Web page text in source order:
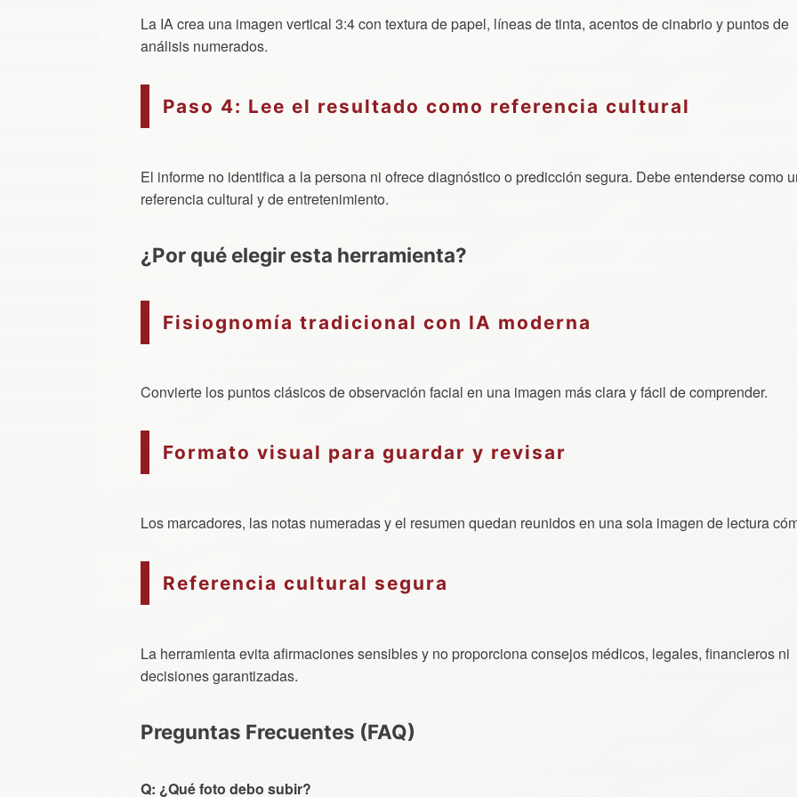
La IA crea una imagen vertical 3:4 con textura de papel, líneas de tinta, acentos de cinabrio y puntos de
análisis numerados.
Paso 4: Lee el resultado como referencia cultural
El informe no identifica a la persona ni ofrece diagnóstico o predicción segura. Debe entenderse como
referencia cultural y de entretenimiento.
¿Por qué elegir esta herramienta?
Fisiognomía tradicional con IA moderna
Convierte los puntos clásicos de observación facial en una imagen más clara y fácil de comprender.
Formato visual para guardar y revisar
Los marcadores, las notas numeradas y el resumen quedan reunidos en una sola imagen de lectura
Referencia cultural segura
La herramienta evita afirmaciones sensibles y no proporciona consejos médicos, legales, financieros ni
decisiones garantizadas.
Preguntas Frecuentes (FAQ)
Q: ¿Qué foto debo subir?